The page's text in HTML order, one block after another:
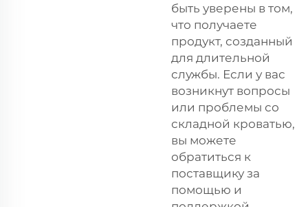
быть уверены в том,
что получаете
продукт, созданный
для длительной
службы. Если у вас
возникнут вопросы
или проблемы со
складной кроватью,
вы можете
обратиться к
поставщику за
помощью и